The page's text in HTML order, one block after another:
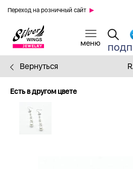
Переход на розничный сайт
Вернуться
Есть в другом цвете